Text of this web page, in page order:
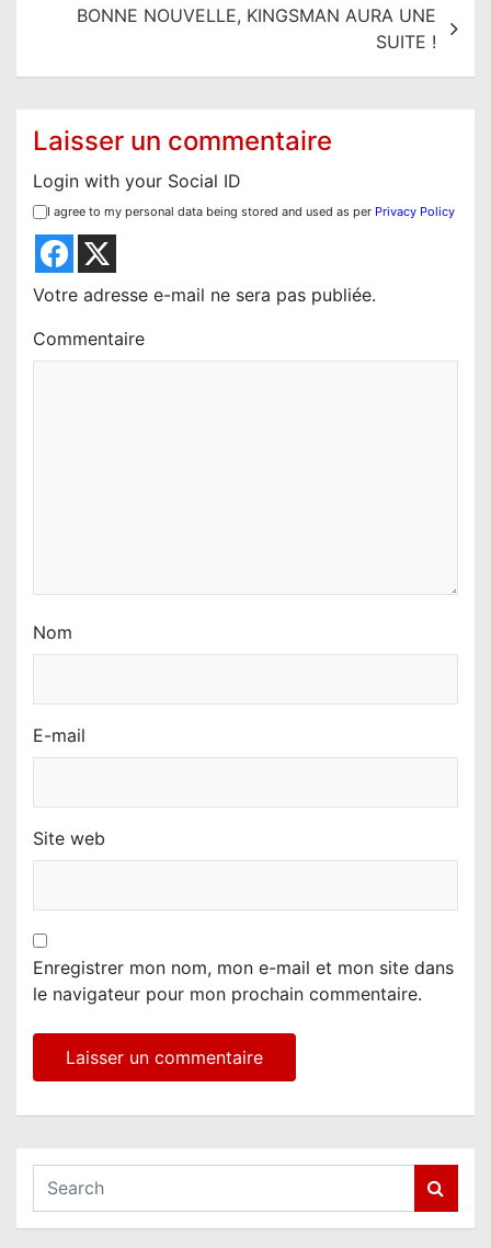
d
BONNE NOUVELLE, KINGSMAN AURA UNE
SUITE !
Laisser un commentaire
Login with your Social ID
I agree to my personal data being stored and used as per Privacy Policy
Votre adresse e-mail ne sera pas publiée.
Commentaire
Nom
E-mail
Site web
Enregistrer mon nom, mon e-mail et mon site dans
le navigateur pour mon prochain commentaire.
a